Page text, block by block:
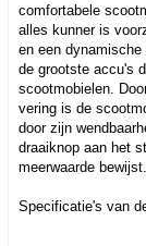
comfortabele
alles kunner is
en een
de grootste accu's
scootmobielen.
vering is de
door zijn
draaiknop aan het
meerwaarde bewijst.
Specificatie's van